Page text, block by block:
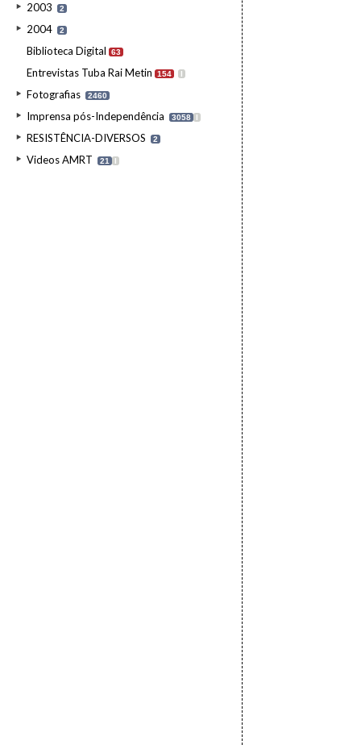
2003 2
2004 2
Biblioteca Digital 63
Entrevistas Tuba Rai Metin 154 I
Fotografias 2460
Imprensa pós-Independência 3058 I
RESISTÊNCIA-DIVERSOS 2
Videos AMRT 21 I